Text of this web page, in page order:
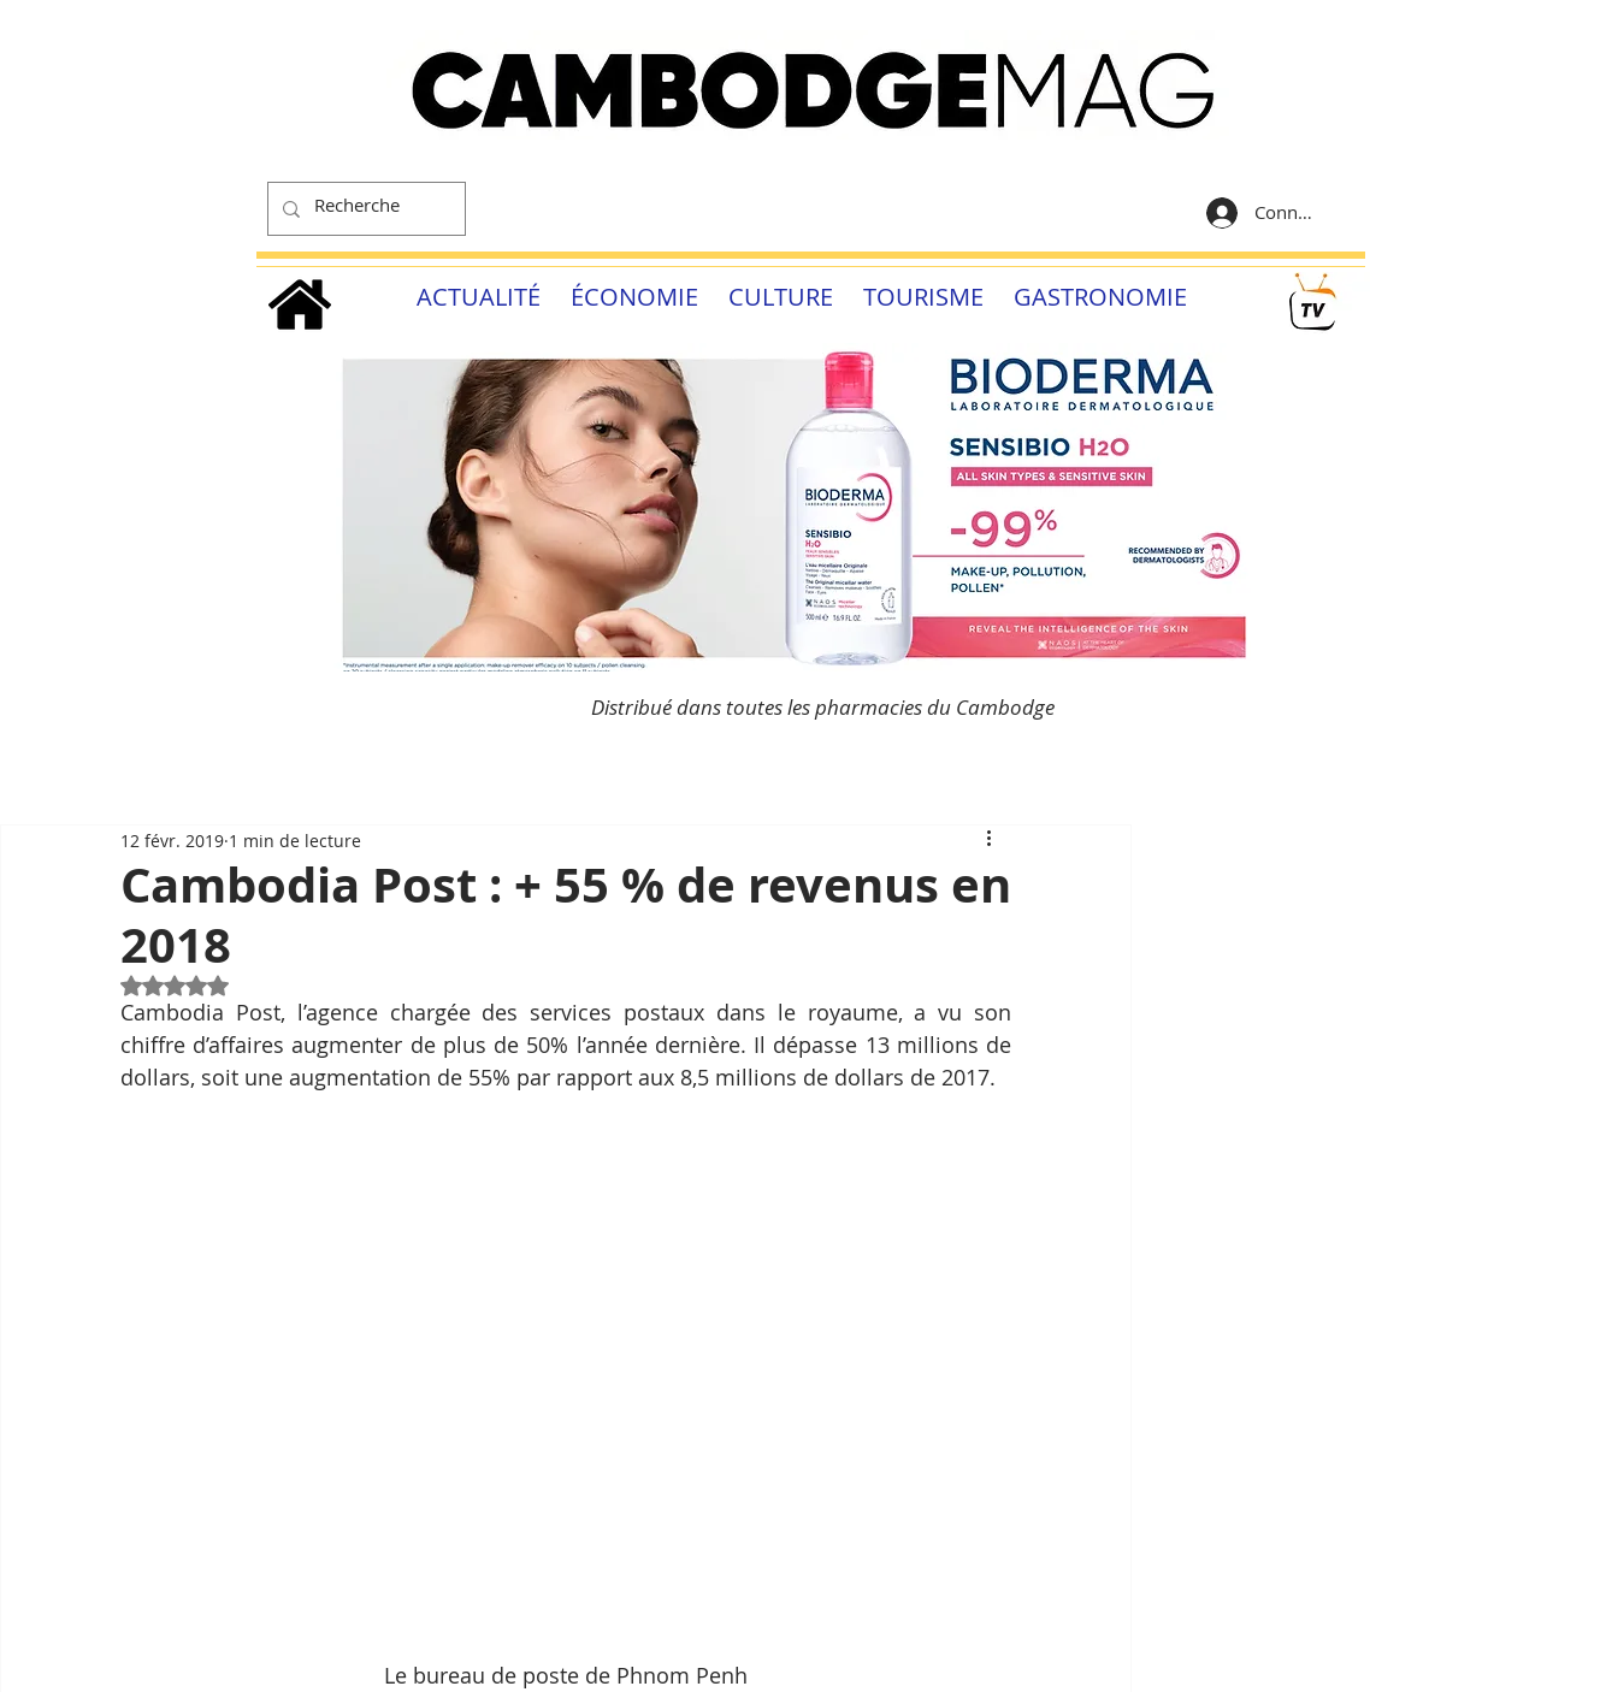
Connexion
ACTUALITÉ ÉCONOMIE CULTURE TOURISME GASTRONOMIE
Distribué dans toutes les pharmacies du Cambodge
Cambodia Post : + 55 % de revenus en
2018
12 févr. 2019 1 min de lecture
Noté NaN étoiles sur 5.
Cambodia Post, l’agence chargée des services postaux dans le royaume, a vu son
chiffre d’affaires augmenter de plus de 50% l’année dernière. Il dépasse 13 millions de
dollars, soit une augmentation de 55% par rapport aux 8,5 millions de dollars de 2017.
Le bureau de poste de Phnom Penh